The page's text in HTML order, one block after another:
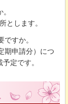
とします。
すか。
期申請分）につ
定です。